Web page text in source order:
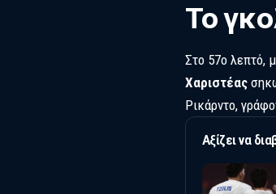
Το
Στο 57ο λεπτό,
Χαριστέας
Ρικάρντο,
Αξίζει να